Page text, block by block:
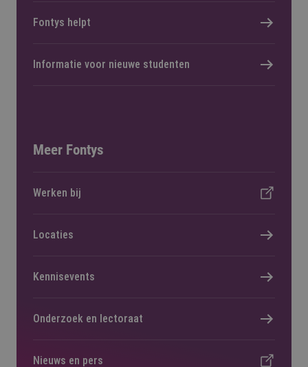
Fontys helpt
Informatie voor nieuwe studenten
Meer Fontys
Werken bij
Locaties
Kennisevents
Onderzoek en lectoraat
Nieuws en pers